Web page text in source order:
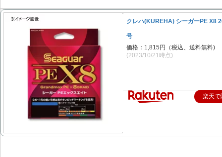
クレハ(KUREHA) シーガーPE X8
号
価格：1,815円（税込、送料無料)
(2023/10/21時点)
楽天で